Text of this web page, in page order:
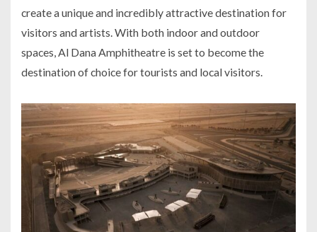
create a unique and incredibly attractive destination for
visitors and artists. With both indoor and outdoor
spaces, Al Dana Amphitheatre is set to become the
destination of choice for tourists and local visitors.